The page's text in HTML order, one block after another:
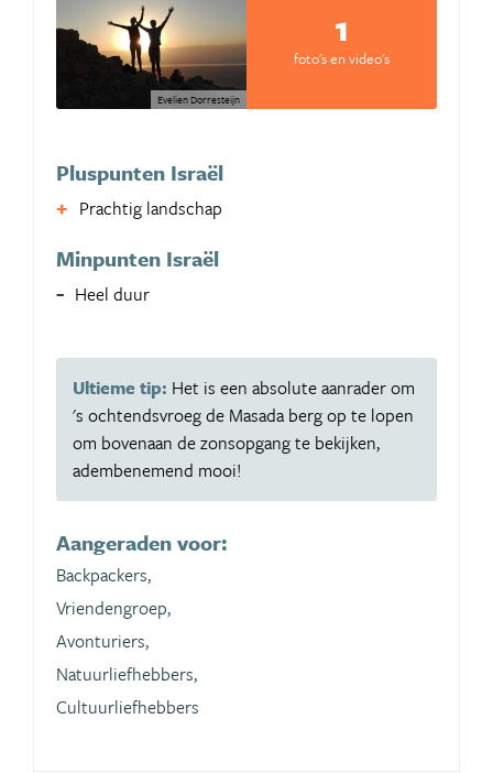
Evelien Dorresteijn
1
foto's en video's
Pluspunten Israël
Prachtig landschap
Minpunten Israël
Heel duur
Ultieme tip: Het is een absolute aanrader om
's ochtendsvroeg de Masada berg op te lopen
om bovenaan de zonsopgang te bekijken,
adembenemend mooi!
Aangeraden voor:
Backpackers,
Vriendengroep,
Avonturiers,
Natuurliefhebbers,
Cultuurliefhebbers